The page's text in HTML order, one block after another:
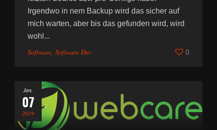
Irgendwo in nem Backup wird das sicher auf
mich warten, aber bis das gefunden wird, wird
wohl...
Software, Software Dev 0
Jan.
07
2019